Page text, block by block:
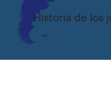
Historia de los